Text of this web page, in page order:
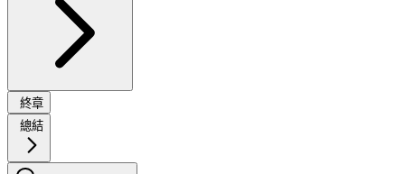
終章
總結